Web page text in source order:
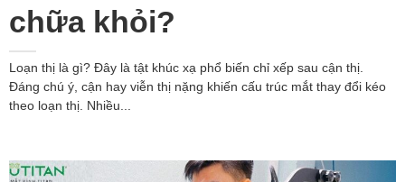
chữa khỏi?
Loạn thị là gì? Đây là tật khúc xạ phổ biến chỉ xếp sau cận thị.
Đáng chú ý, cận hay viễn thị nặng khiến cấu trúc mắt thay đổi kéo
theo loạn thị. Nhiều...